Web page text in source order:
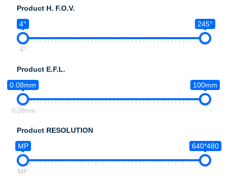
Product H. F.O.V.
4°
245°
4°
Product E.F.L.
0.08mm
100mm
0.08mm
Product RESOLUTION
MP
640*480
MP